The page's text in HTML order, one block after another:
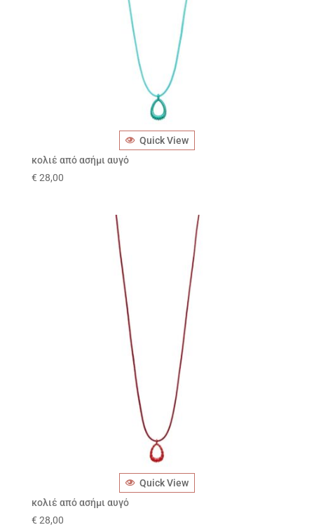
Quick View
κολιέ από ασήμι αυγό
€ 28,00
Quick View
κολιέ από ασήμι αυγό
€ 28,00